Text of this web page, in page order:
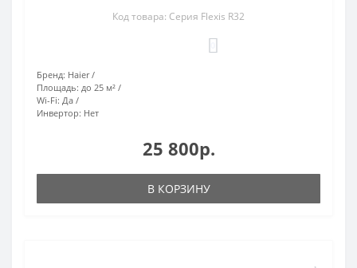
Код товара: Серия Flexis R32
Бренд: Haier
Площадь: до 25 м²
Wi-Fi: Да
Инвертор: Нет
25 800р.
В КОРЗИНУ